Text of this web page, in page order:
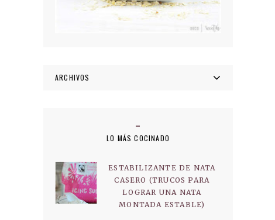
ARCHIVOS
LO MÁS COCINADO
ESTABILIZANTE DE NATA
CASERO (TRUCOS PARA
LOGRAR UNA NATA
MONTADA ESTABLE)